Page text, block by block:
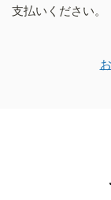
支払いください。